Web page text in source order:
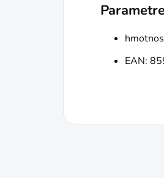
EAN: